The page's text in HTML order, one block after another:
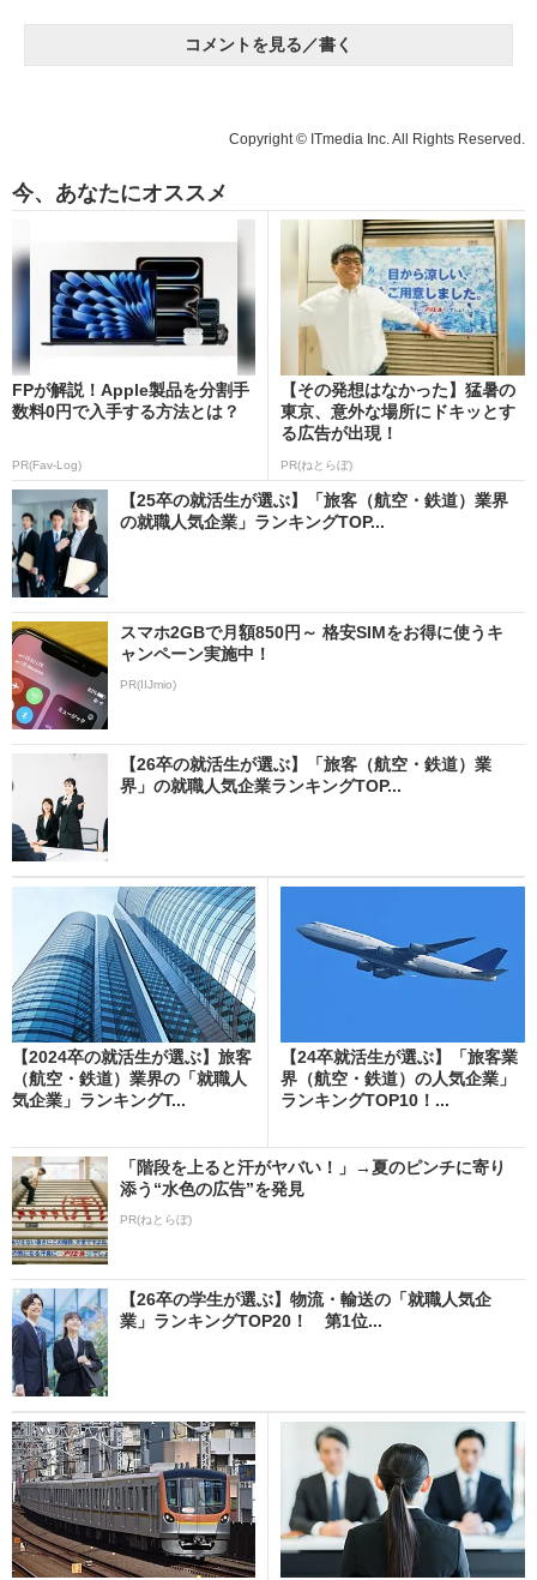
コメントを見る／書く
Copyright © ITmedia Inc. All Rights Reserved.
今、あなたにオススメ
FPが解説！Apple製品を分割手
数料0円で入手する方法とは？
PR(Fav-Log)
【その発想はなかった】猛暑の
東京、意外な場所にドキッとす
る広告が出現！
PR(ねとらぼ)
【25卒の就活生が選ぶ】「旅客（航空・鉄道）業界
の就職人気企業」ランキングTOP...
スマホ2GBで月額850円～ 格安SIMをお得に使うキ
ャンペーン実施中！
PR(IIJmio)
【26卒の就活生が選ぶ】「旅客（航空・鉄道）業
界」の就職人気企業ランキングTOP...
【2024卒の就活生が選ぶ】旅客
（航空・鉄道）業界の「就職人
気企業」ランキングT...
【24卒就活生が選ぶ】「旅客業
界（航空・鉄道）の人気企業」
ランキングTOP10！...
「階段を上ると汗がヤバい！」→夏のピンチに寄り
添う“水色の広告”を発見
PR(ねとらぼ)
【26卒の学生が選ぶ】物流・輸送の「就職人気企
業」ランキングTOP20！ 第1位...